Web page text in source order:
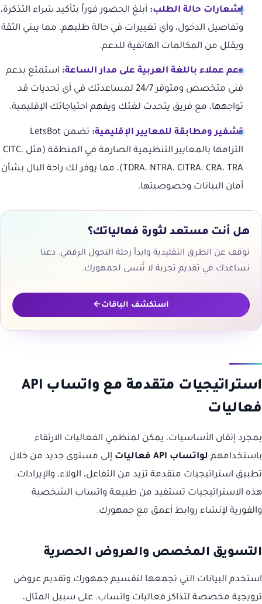
إشعارات حالة الطلب: أبلغ الحضور فوراً بتأكيد شراء التذكرة،
وتفاصيل الدخول، وأي تغييرات في حالة طلبهم، مما يبني الثقة
ويقلل من المكالمات الهاتفية للدعم.
دعم عملاء باللغة العربية على مدار الساعة: استمتع بدعم
فني متخصص ومتوفر 24/7 لمساعدتك في أي تحديات قد
تواجهها، مع فريق يتحدث لغتك ويفهم احتياجاتك الإقليمية.
تشفير ومطابقة للمعايير الإقليمية:
تضمن LetsBot
التزامها بالمعايير التنظيمية الصارمة في المنطقة (مثل CITC،
TDRA، NTRA، CITRA، CRA، TRA)، مما يوفر لك راحة البال بشأن
أمان البيانات وخصوصيتها.
هل أنت مستعد لثورة فعالياتك؟
توقف عن الطرق التقليدية وابدأ رحلة التحول الرقمي. دعنا
نساعدك في تقديم تجربة لا تُنسى لجمهورك.
استكشف الباقات
استراتيجيات متقدمة مع واتساب API
فعاليات
بمجرد إتقان الأساسيات، يمكن لمنظمي الفعاليات الارتقاء
باستخدامهم لواتساب API فعاليات
إلى مستوى جديد من خلال
تطبيق استراتيجيات متقدمة تزيد من التفاعل، الولاء، والإيرادات.
هذه الاستراتيجيات تستفيد من طبيعة واتساب الشخصية
والفورية لإنشاء روابط أعمق مع جمهورك.
التسويق المخصص والعروض الحصرية
استخدم البيانات التي تجمعها لتقسيم جمهورك وتقديم عروض
ترويجية مخصصة لتذاكر فعاليات واتساب. على سبيل المثال،